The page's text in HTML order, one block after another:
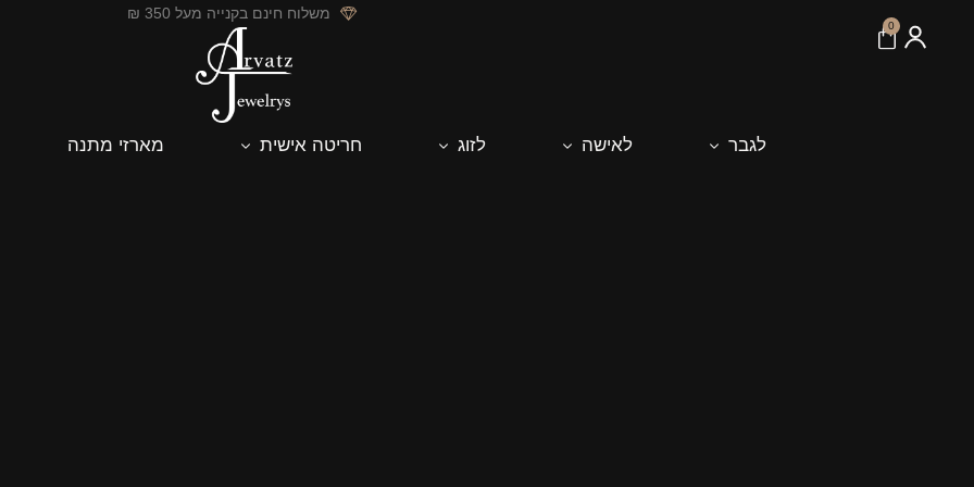
משלוח חינם בקנייה מעל 350 ₪
0
לגבר לאישה לזוג חריטה אישית מארזי מתנה